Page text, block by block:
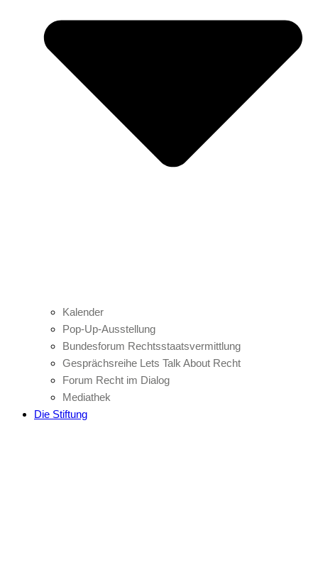
Kalender
Pop-Up-Ausstellung
Bundesforum Rechtsstaatsvermittlung
Gesprächsreihe Lets Talk About Recht
Forum Recht im Dialog
Mediathek
Die Stiftung